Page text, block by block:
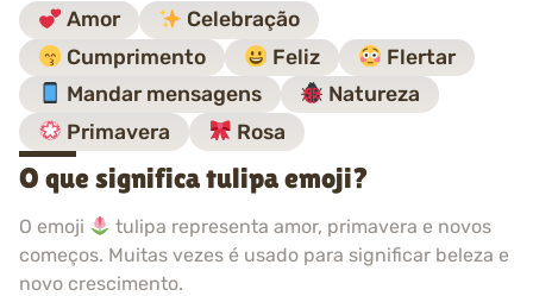
Amor
Celebração
Cumprimento
Feliz
Flertar
Mandar mensagens
Natureza
Primavera
Rosa
O que significa tulipa emoji?
O emoji
tulipa representa amor, primavera e novos
começos. Muitas vezes é usado para significar beleza e
novo crescimento.